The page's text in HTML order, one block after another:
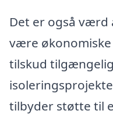
Det er også
være
tilskud
tilbyder støtte til